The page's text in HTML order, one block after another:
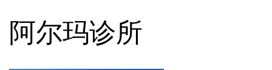
阿尔玛诊所